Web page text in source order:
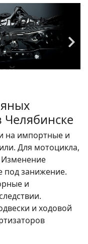
в
и
Челябинске
на импортные и
Для мотоцикла,
Изменение
под занижение.
и
и ходовой